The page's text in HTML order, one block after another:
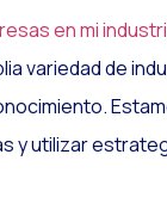
en mi
variedad de
y utilizar